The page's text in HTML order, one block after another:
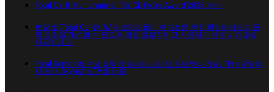
Total Cal® Multichannel, TWICE Picks Award 2026 수상!
토탈 칼(Total Cal)은 AV 제조업체들이 까다로운 음향 환경에서도 제품
의 음질을 개선할 수 있도록 비용 효율적이고 사용하기 쉬운 시스템을
제공합니다.
Total Sonics의 수상 경력에 빛나는 오디오 프로세싱 기술, TiVo 운영체
제 탑재 Skyworth TV에 적용